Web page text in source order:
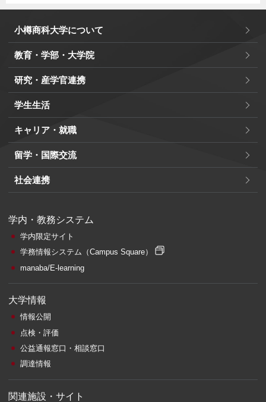
小樽商科大学について
教育・学部・大学院
研究・産学官連携
学生生活
キャリア・就職
留学・国際交流
社会連携
学内・教務システム
学内限定サイト
学務情報システム （Campus Square）
manaba/E-learning
大学情報
情報公開
点検・評価
公益通報窓口・相談窓口
調達情報
関連施設・サイト